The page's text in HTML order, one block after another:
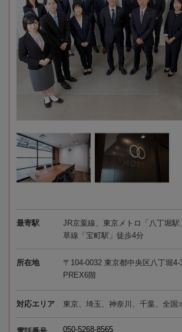
最寄駅
JR京葉線、東京メトロ「八丁堀
草線「宝町駅」徒歩4分
所在地
〒104-0032 東京都中央区八丁堀
PREX6階
対応エリア 東京、埼玉、神奈川、千葉、全国
050-5268-8565